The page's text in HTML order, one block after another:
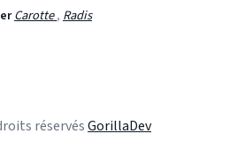
Carotte, Radis
réservésGorillaDev